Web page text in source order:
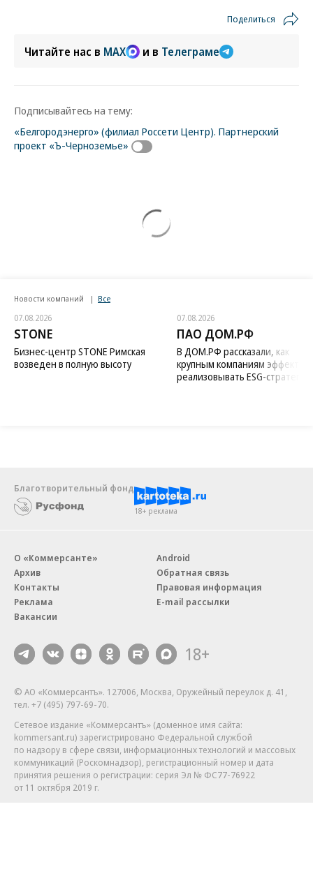
Поделиться
Читайте нас в MAX и в Телеграме
Подписывайтесь на тему:
«Белгородэнерго» (филиал Россети Центр). Партнерский
проект «Ъ-Черноземье»
Новости компаний Все
07.08.2026
STONE
Бизнес-центр STONE Римская
возведен в полную высоту
07.08.2026
ПАО ДОМ.РФ
В ДОМ.РФ рассказали, как
крупным компаниям
реализовывать ESG-стратегию
Благотворительный фонд
18+ реклама
О «Коммерсанте»
Архив
Контакты
Реклама
Вакансии
Android
Обратная связь
Правовая информация
E-mail рассылки
18+
© АО «Коммерсантъ». 127006, Москва, Оружейный переулок д. 41,
тел. +7 (495) 797-69-70.
Сетевое издание «Коммерсантъ» (доменное имя сайта:
kommersant.ru) зарегистрировано Федеральной службой
по надзору в сфере связи, информационных технологий и массовых
коммуникаций (Роскомнадзор), регистрационный номер и дата
принятия решения о регистрации: серия Эл № ФС77-76922
от 11 октября 2019 г.